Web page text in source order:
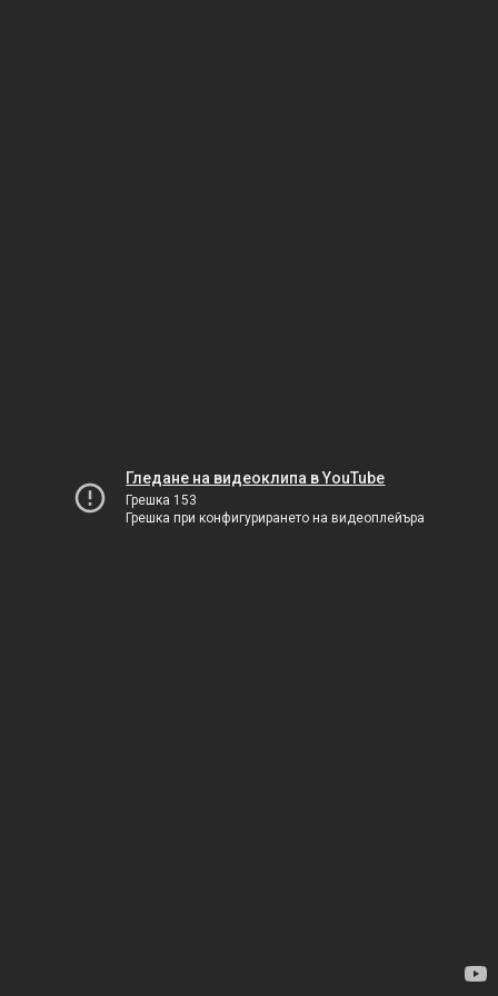
Гледане на видеоклипа в YouTube
Грешка 153
Грешка при конфигурирането на видеоплейъра